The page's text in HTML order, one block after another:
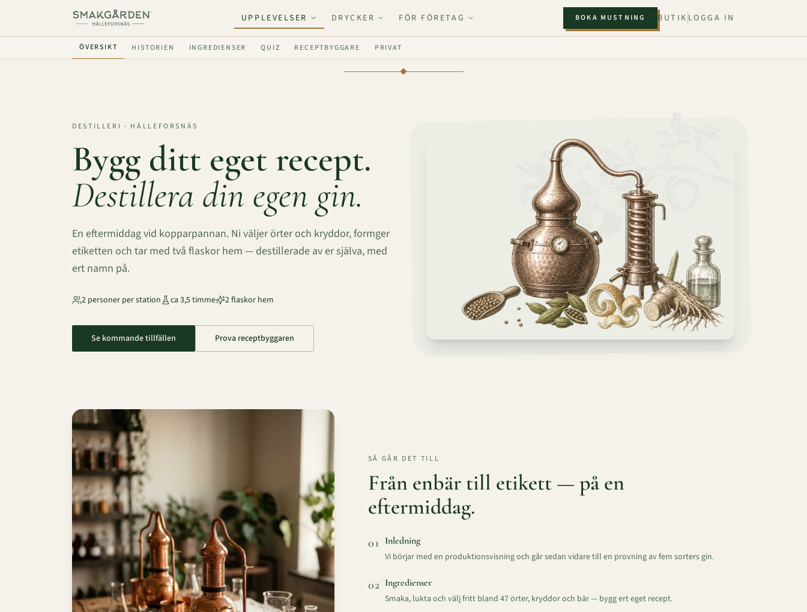
UPPLEVELSER DRYCKER FÖR FÖRETAG BOKA MUSTNING BUTIK LOGGA IN
ÖVERSIKT HISTORIEN INGREDIENSER QUIZ RECEPTBYGGARE PRIVAT
DESTILLERI · HÄLLEFORSNÄS
Bygg ditt eget recept.
Destillera din egen gin.
En eftermiddag vid kopparpannan. Ni väljer örter och kryddor, formger
etiketten och tar med två flaskor hem — destillerade av er själva, med
ert namn på.
2 personer per station ca 3,5 timme 2 flaskor hem
Se kommande tillfällen Prova receptbyggaren
SÅ GÅR DET TILL
Från enbär till etikett — på en
eftermiddag.
01 Inledning
Vi börjar med en produktionsvisning och går sedan vidare till en provning av fem sorters gin.
02 Ingredienser
Smaka, lukta och välj fritt bland 47 örter, kryddor och bär — bygg ert eget recept.